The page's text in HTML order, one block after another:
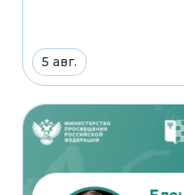
5 авг.